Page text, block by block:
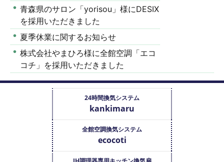
青森県のサロン「yorisou」様にDESIX
を採用いただきました
夏季休業に関するお知らせ
株式会社やまひろ様に全館空調「エコ
コチ」を採用いただきました
24時間換気システム
kankimaru
全館空調換気システム
ecocoti